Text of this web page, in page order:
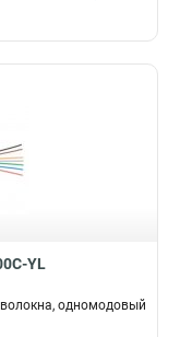
YL
волокна, одномодовый